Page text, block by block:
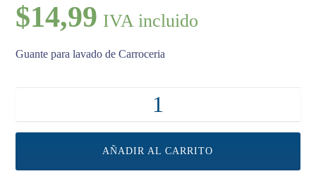
$14,99 IVA incluido
Guante para lavado de Carroceria
AÑADIR AL CARRITO